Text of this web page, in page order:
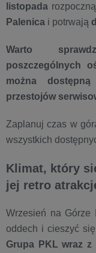
listopada
Palenica i potrwają
Warto
poszczególnych
można
przestojów
Zaplanuj czas w
wszystkich
Klimat, który
jej retro
Wrzesień na Górze
oddech i cieszyć
Grupa PKL wraz z